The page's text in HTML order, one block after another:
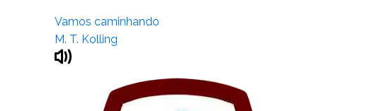
Vamos caminhando
M. T. Kolling